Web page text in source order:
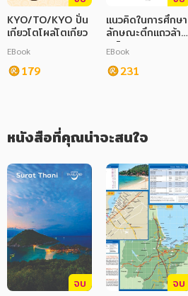
KYO/TO/KYO ปั่น
เกียวโตโผล่โตเกียว
EBook
179
แนวคิดในการศึกษา
ลักษณะตึกแถวล้าน
นาไทย
EBook
231
หนังสือที่คุณน่าจะสนใจ
จบ
จบ